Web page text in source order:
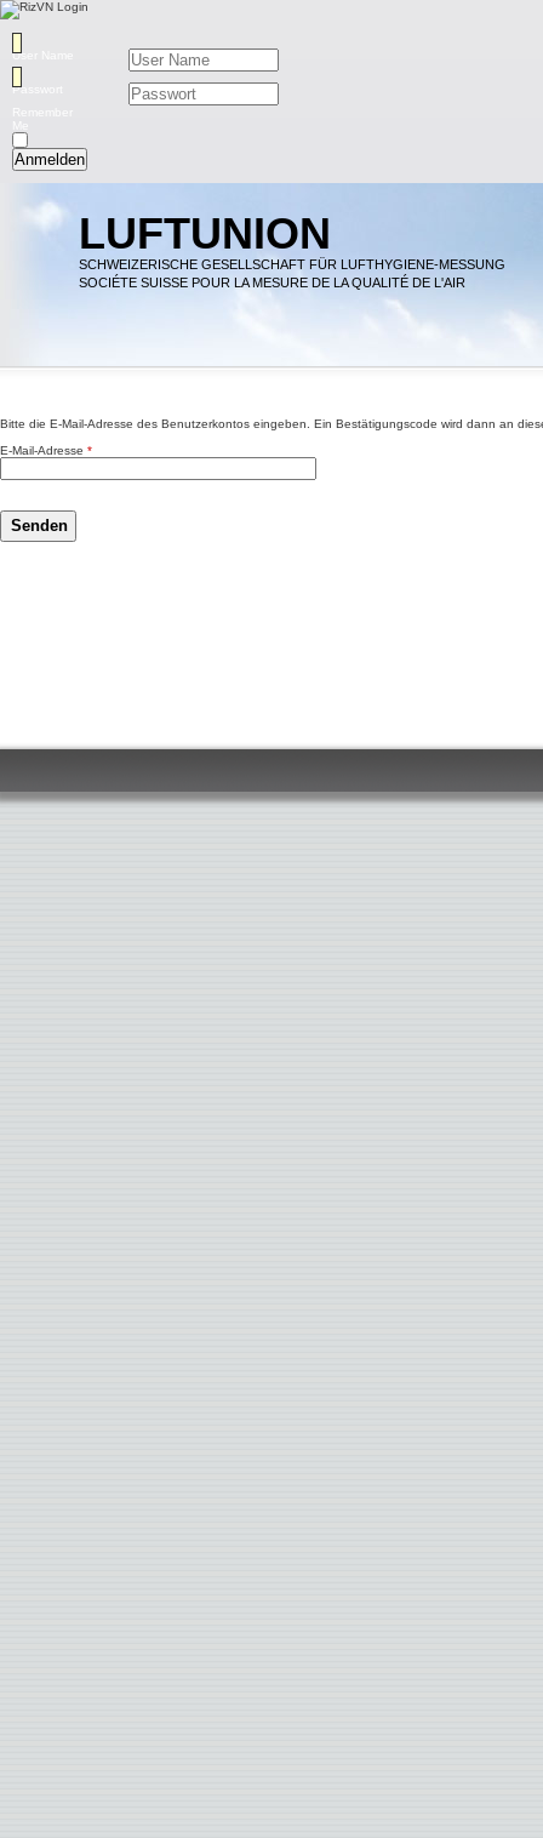
User Name
Passwort
Remember
Me
Anmelden
LUFTUNION
SCHWEIZERISCHE GESELLSCHAFT FÜR LUFTHYGIENE-MESSUNG
SOCIÉTE SUISSE POUR LA MESURE DE LA QUALITÉ DE L'AIR
Bitte die E-Mail-Adresse des Benutzerkontos eingeben. Ein Bestätigungscode wird dann an
E-Mail-Adresse *
Senden